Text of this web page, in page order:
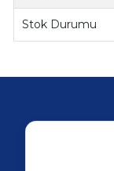
Stok Durumu